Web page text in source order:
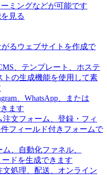
ミングなどが可能です
見る
るウェブサイトを作成で
、テンプレート、ホステ
トの生成機能を使用して素
、WhatsApp、または
ます
注文フォーム、登録・フィ
フィールド付きフォームで
、自動化ファネル、
ードを生成できます
文処理、配送、オンライン